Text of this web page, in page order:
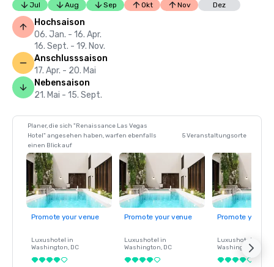
Jul
Aug Sep Okt Nov Dez
Hochsaison
06. Jan. - 16. Apr.
16. Sept. - 19. Nov.
Anschlusssaison
17. Apr. - 20. Mai
Nebensaison
21. Mai - 15. Sept.
Planer, die sich "Renaissance Las Vegas
Hotel" angesehen haben, warfen ebenfalls
einen Blick auf
5 Veranstaltungsorte
Promote your venue
Luxushotel in
Washington, DC
Promote your venue
Luxushotel in
Washington, DC
Promote your
Luxushotel in
Washington